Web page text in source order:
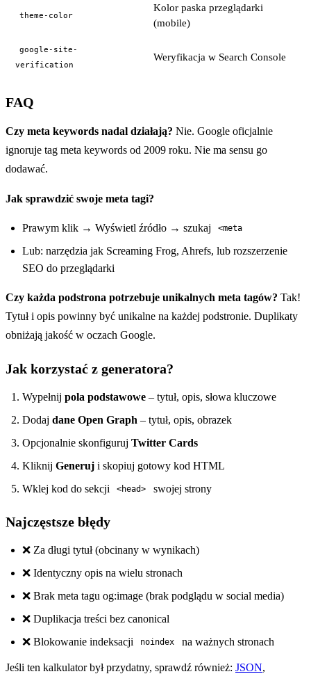
theme-color
Kolor paska przeglądarki
(mobile)
google-site-
verification
Weryfikacja w Search Console
FAQ
Czy meta keywords nadal działają? Nie. Google oficjalnie
ignoruje tag meta keywords od 2009 roku. Nie ma sensu go
dodawać.
Jak sprawdzić swoje meta tagi?
Prawym klik → Wyświetl źródło → szukaj <meta
Lub: narzędzia jak Screaming Frog, Ahrefs, lub rozszerzenie
SEO do przeglądarki
Czy każda podstrona potrzebuje unikalnych meta tagów? Tak!
Tytuł i opis powinny być unikalne na każdej podstronie. Duplikaty
obniżają jakość w oczach Google.
Jak korzystać z generatora?
Wypełnij pola podstawowe – tytuł, opis, słowa kluczowe
Dodaj dane Open Graph – tytuł, opis, obrazek
Opcjonalnie skonfiguruj Twitter Cards
Kliknij Generuj i skopiuj gotowy kod HTML
Wklej kod do sekcji
<head> swojej strony
Najczęstsze błędy
❌ Za długi tytuł (obcinany w wynikach)
❌ Identyczny opis na wielu stronach
❌ Brak meta tagu og:image (brak podglądu w social media)
❌ Duplikacja treści bez canonical
❌ Blokowanie indeksacji
noindex na ważnych stronach
Jeśli ten kalkulator był przydatny, sprawdź również: JSON,